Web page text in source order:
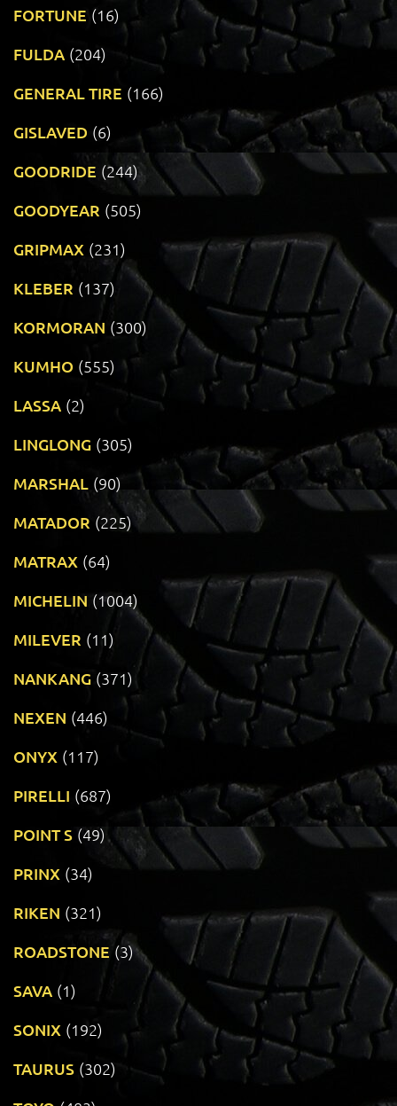
FORTUNE (16)
FULDA (204)
GENERAL TIRE (166)
GISLAVED (6)
GOODRIDE (244)
GOODYEAR (505)
GRIPMAX (231)
KLEBER (137)
KORMORAN (300)
KUMHO (555)
LASSA (2)
LINGLONG (305)
MARSHAL (90)
MATADOR (225)
MATRAX (64)
MICHELIN (1004)
MILEVER (11)
NANKANG (371)
NEXEN (446)
ONYX (117)
PIRELLI (687)
POINT S (49)
PRINX (34)
RIKEN (321)
ROADSTONE (3)
SAVA (1)
SONIX (192)
TAURUS (302)